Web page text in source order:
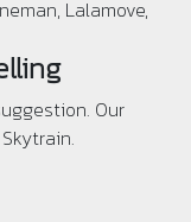
Lalamove,
Our